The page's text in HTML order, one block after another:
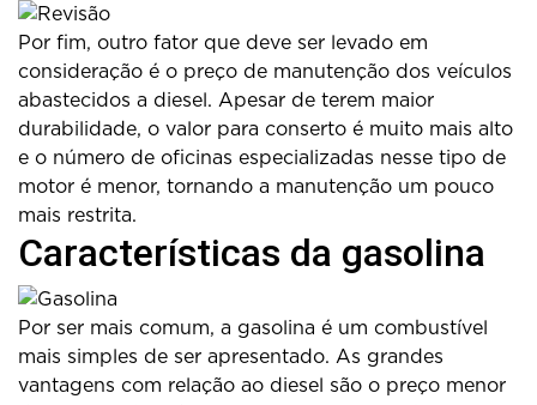
Por fim, outro fator que deve ser levado em
consideração é o preço de manutenção dos veículos
abastecidos a diesel. Apesar de terem maior
durabilidade, o valor para conserto é muito mais alto
e o número de oficinas especializadas nesse tipo de
motor é menor, tornando a manutenção um pouco
mais restrita.
Características da gasolina
Por ser mais comum, a gasolina é um combustível
mais simples de ser apresentado. As grandes
vantagens com relação ao diesel são o preço menor